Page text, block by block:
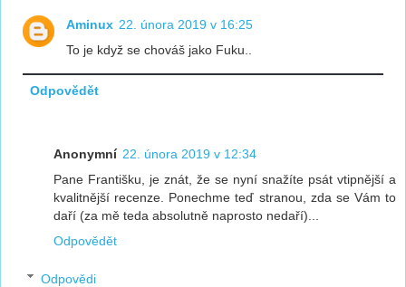
Aminux 22. února 2019 v 16:25
To je když se chováš jako Fuku..
Odpovědět
Anonymní 22. února 2019 v 12:34
Pane Františku, je znát, že se nyní snažíte psát vtipnější a
kvalitnější recenze. Ponechme teď stranou, zda se Vám to
daří (za mě teda absolutně naprosto nedaří)...
Odpovědět
Odpovědi